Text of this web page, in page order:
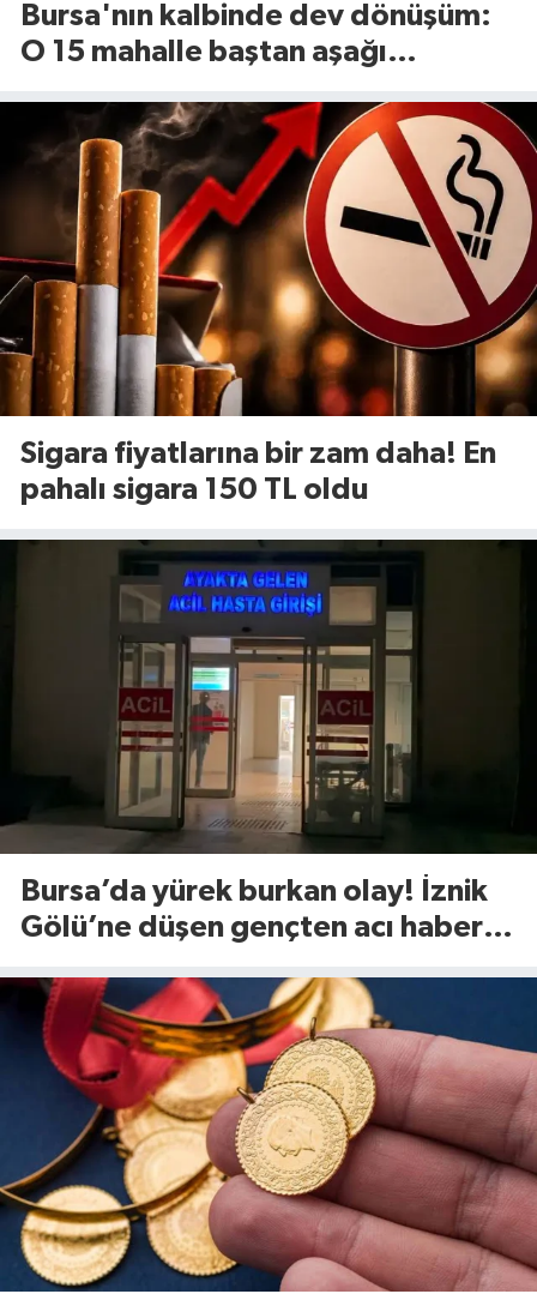
Bursa'nın kalbinde dev dönüşüm:
O 15 mahalle baştan aşağı
Sigara fiyatlarına bir zam daha! En
pahalı sigara 150 TL oldu
Bursa’da yürek burkan olay! İznik
Gölü’ne düşen gençten acı haber